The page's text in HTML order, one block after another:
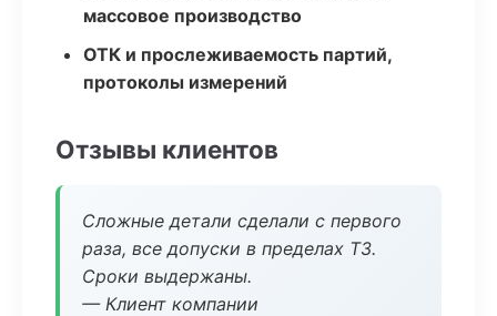
массовое производство
ОТК и прослеживаемость партий,
протоколы измерений
Отзывы клиентов
Сложные детали сделали с первого
раза, все допуски в пределах ТЗ.
Сроки выдержаны.
— Клиент компании